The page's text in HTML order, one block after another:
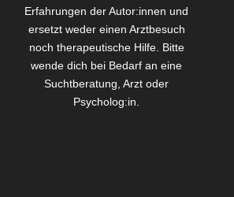
Erfahrungen der Autor:innen und
ersetzt weder einen Arztbesuch
noch therapeutische Hilfe. Bitte
wende dich bei Bedarf an eine
Suchtberatung, Arzt oder
Psycholog:in.